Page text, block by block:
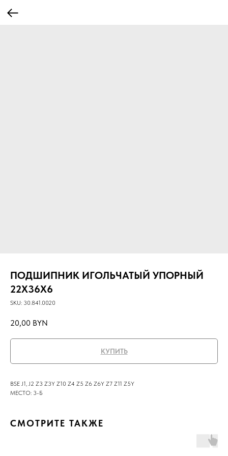
ПОДШИПНИК ИГОЛЬЧАТЫЙ УПОРНЫЙ
22X36X6
SKU: 30.841.0020
20,00 BYN
КУПИТЬ
BSE J1, J2 Z3 Z3Y Z10 Z4 Z5 Z6 Z6Y Z7 Z11 Z5Y
МЕСТО: 3-Б
СМОТРИТЕ ТАКЖЕ